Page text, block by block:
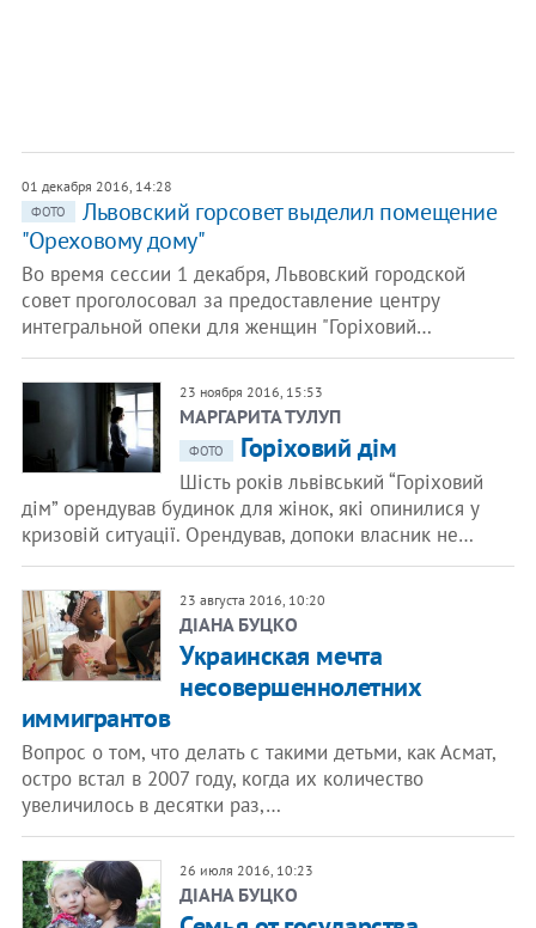
01 декабря 2016, 14:28
ФОТО
Львовский горсовет выделил помещение
"Ореховому дому"
Во время сессии 1 декабря, Львовский городской
совет проголосовал за предоставление центру
интегральной опеки для женщин "Горіховий…
23 ноября 2016, 15:53
МАРГАРИТА ТУЛУП
ФОТО Горіховий дім
Шість років львівський “Горіховий
дім” орендував будинок для жінок, які опинилися у
кризовій ситуації. Орендував, допоки власник не…
23 августа 2016, 10:20
ДІАНА БУЦКО
Украинская мечта
несовершеннолетних
иммигрантов
Вопрос о том, что делать с такими детьми, как Асмат,
остро встал в 2007 году, когда их количество
увеличилось в десятки раз,…
26 июля 2016, 10:23
ДІАНА БУЦКО